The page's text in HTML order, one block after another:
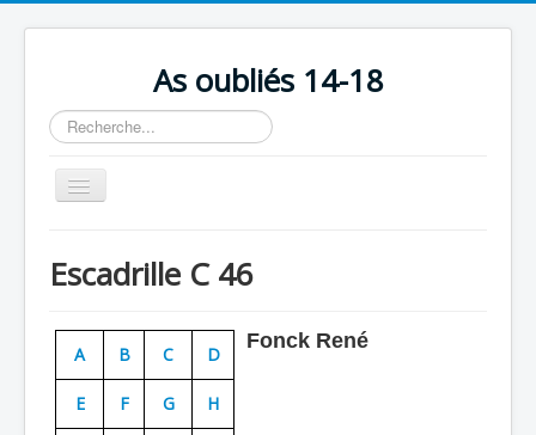
As oubliés 14-18
Rechercher
Basculer
la
Chronologie
Escadrilles
Organisation
Avions
Escadrille C 46
A B C D
E F G H
Fonck René